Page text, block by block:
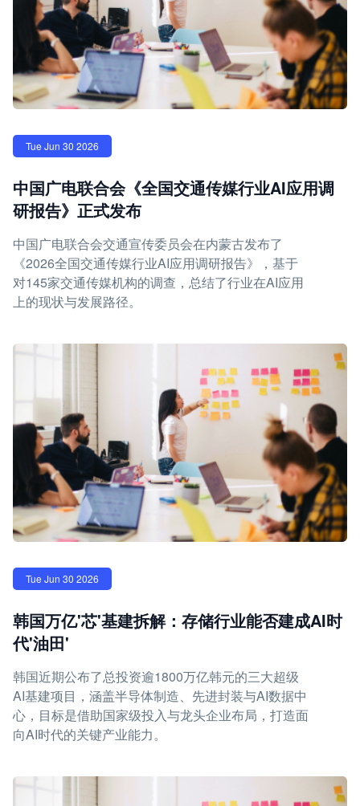
Tue Jun 30 2026
中国广电联合会《全国交通传媒行业AI应用调
研报告》正式发布
中国广电联合会交通宣传委员会在内蒙古发布了
《2026全国交通传媒行业AI应用调研报告》，基于
对145家交通传媒机构的调查，总结了行业在AI应用
上的现状与发展路径。
Tue Jun 30 2026
韩国万亿'芯'基建拆解：存储行业能否建成AI时
代'油田'
韩国近期公布了总投资逾1800万亿韩元的三大超级
AI基建项目，涵盖半导体制造、先进封装与AI数据中
心，目标是借助国家级投入与龙头企业布局，打造面
向AI时代的关键产业能力。